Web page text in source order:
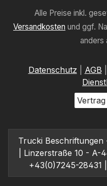
Alle Preise inkl.
Versandkosten und ggf.
anders
Datenschutz AGB
Trucki
| Linzerstraße 10 - A-
+43(0)7245-28431